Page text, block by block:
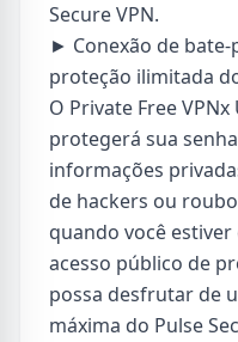
Secure VPN.
► Conexão de bate-
proteção ilimitada
O Private Free
protegerá sua
informações
de hackers ou
quando você
acesso público de
possa desfrutar de
máxima do Pulse